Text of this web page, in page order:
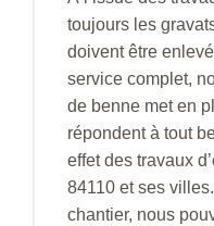
toujours les
doivent être
service complet,
de benne met en
répondent à tout
effet des travaux
84110 et ses
chantier, nous